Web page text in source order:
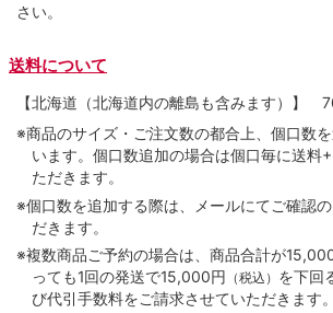
さい。
送料について
【北海道（北海道内の離島も含みます）】
※商品のサイズ・ご注文数の都合上、個口数
います。個口数追加の場合は個口毎に送料
ただきます。
※個口数を追加する際は、メールにてご確認
だきます。
※複数商品ご予約の場合は、商品合計が
っても1回の発送で15,000円 （税込） を下回
び代引手数料をご請求させていただきます。